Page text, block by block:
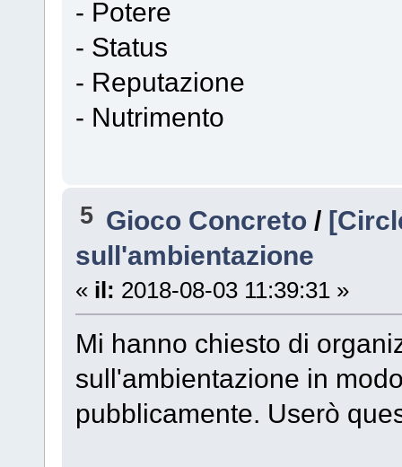
- Potere
- Status
- Reputazione
- Nutrimento
5 Gioco Concreto /
sull'ambientazione
« il: 2018-08-03 11:39:31 »
Mi hanno chiesto di
sull'ambientazione in
pubblicamente. Userò